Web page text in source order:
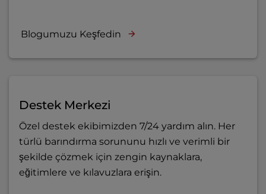
Blogumuzu Keşfedin
Destek Merkezi
Özel destek ekibimizden 7/24 yardım alın. Her
türlü barındırma sorununu hızlı ve verimli bir
şekilde çözmek için zengin kaynaklara,
eğitimlere ve kılavuzlara erişin.